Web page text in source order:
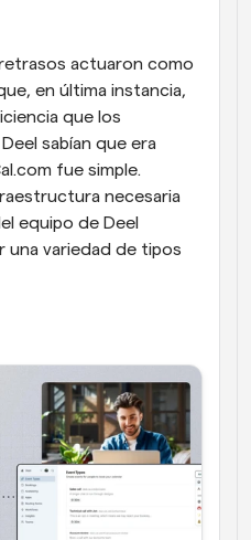
actuaron como
en última instancia,
que los
sabían que era
fue simple.
necesaria
equipo de Deel
una variedad de tipos